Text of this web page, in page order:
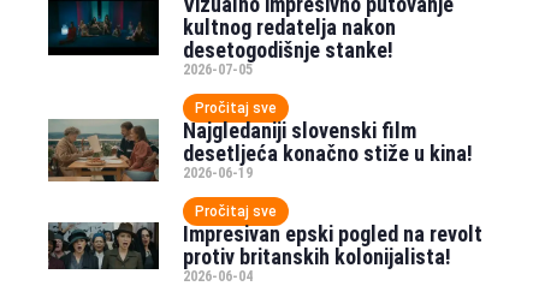
kultnog redatelja nakon
desetogodišnje stanke!
2026-07-05
Pročitaj sve
Najgledaniji slovenski film
desetljeća konačno stiže u kina!
2026-06-19
Pročitaj sve
Impresivan epski pogled na revolt
protiv britanskih kolonijalista!
2026-06-04